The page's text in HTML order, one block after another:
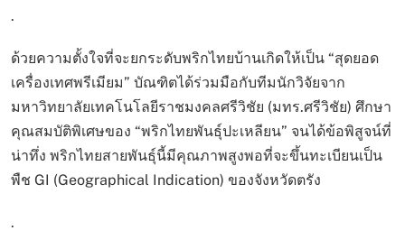
.
ด้วยความตั้งใจที่จะยกระดับพริกไทยบ้านเกิดให้เป็น “สุดยอด
เครื่องเทศพรีเมียม” บัณฑิตได้ร่วมมือกับทีมนักวิจัยจาก
มหาวิทยาลัยเทคโนโลยีราชมงคลศรีวิชัย (มทร.ศรีวิชัย) ศึกษา
คุณสมบัติพิเศษของ “พริกไทยพันธุ์ปะเหลียน” จนได้ข้อพิสูจน์ที่
น่าทึ่ง พริกไทยสายพันธุ์นี้มีคุณภาพสูงพอที่จะขึ้นทะเบียนเป็น
พืช GI (Geographical Indication) ของจังหวัดตรัง
.